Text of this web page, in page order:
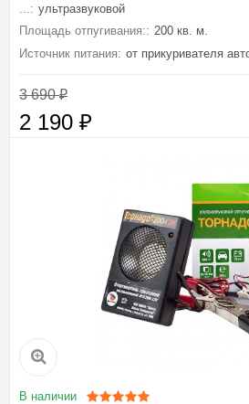
...: ультразвуковой
Площадь отпугивания:: 200 кв. м.
Источник питания: от прикуривателя
3 690₽
2 190 ₽
В наличии